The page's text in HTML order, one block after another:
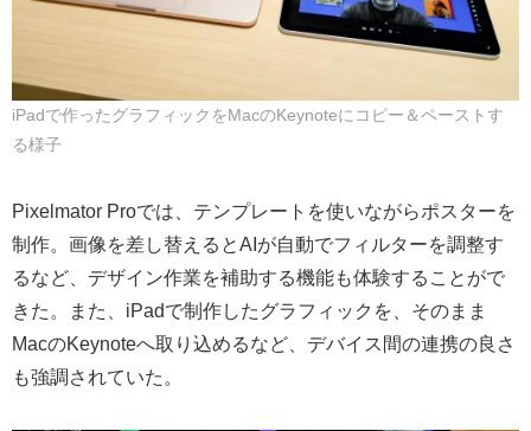
iPadで作ったグラフィックをMacのKeynoteにコピー＆ペーストす
る様子
Pixelmator Proでは、テンプレートを使いながらポスターを
制作。画像を差し替えるとAIが自動でフィルターを調整す
るなど、デザイン作業を補助する機能も体験することがで
きた。また、iPadで制作したグラフィックを、そのまま
MacのKeynoteへ取り込めるなど、デバイス間の連携の良さ
も強調されていた。